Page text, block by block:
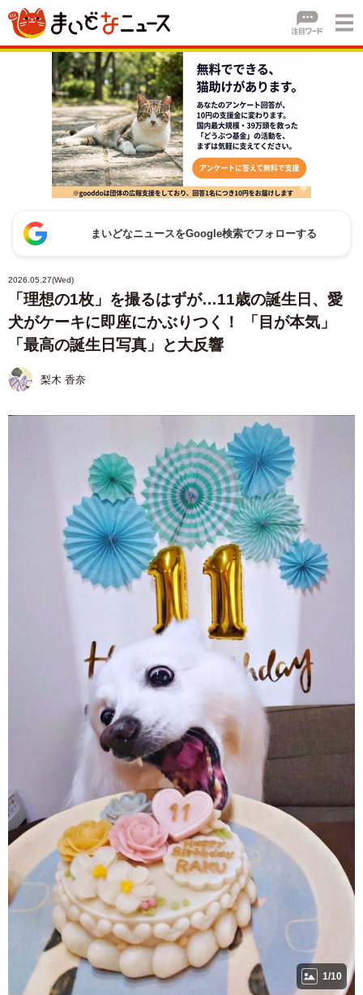
まいどなニュースをGoogle検索でフォローする
2026.05.27(Wed)
「理想の1枚」を撮るはずが…11歳の誕生日、愛
犬がケーキに即座にかぶりつく！ 「目が本気」
「最高の誕生日写真」と大反響
梨木 香奈
1/10